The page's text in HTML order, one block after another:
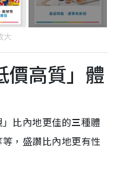
大
價高質」體
比內地更佳的三種體
，盛讚比內地更有性